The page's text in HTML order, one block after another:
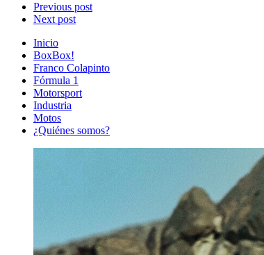
Previous post
Next post
Inicio
BoxBox!
Franco Colapinto
Fórmula 1
Motorsport
Industria
Motos
¿Quiénes somos?